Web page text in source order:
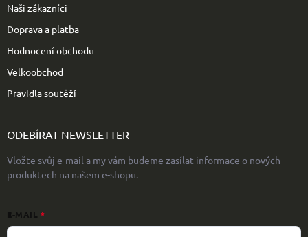
Naši zákazníci
Doprava a platba
Hodnocení obchodu
Velkoobchod
Pravidla soutěží
ODEBÍRAT NEWSLETTER
Vložte svůj e-mail a my vám budeme zasílat informace o nových
produktech na našem e-shopu.
E-MAIL